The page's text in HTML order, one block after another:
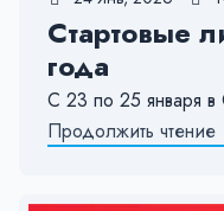
Стартовые
года
С 23 по 25 января
Продолжить чтение